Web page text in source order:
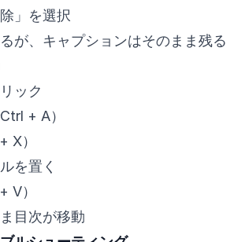
」を選択
が、キャプションはそのまま残る
ック
+ A）
X）
を置く
V）
目次が移動